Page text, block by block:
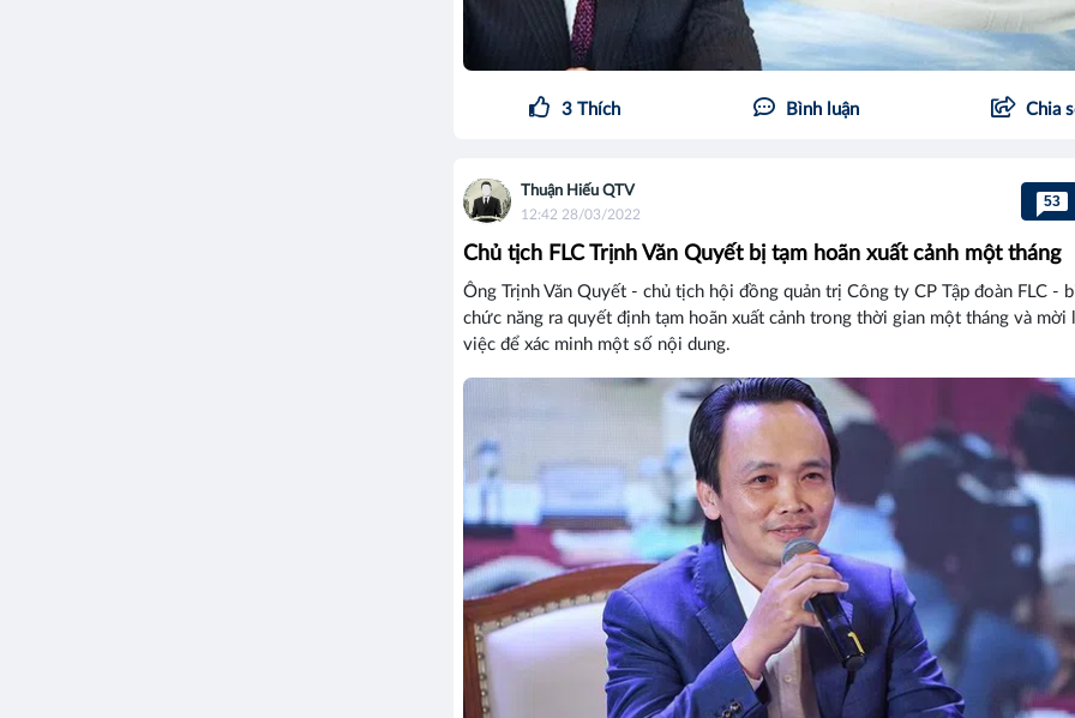
3 Thích Bình luận Chia
Thuận Hiếu QTV
12:42 28/03/2022
53
Chủ tịch FLC Trịnh Văn Quyết bị tạm hoãn xuất cảnh một tháng
Ông Trịnh Văn Quyết - chủ tịch hội đồng quản trị Công ty CP Tập đoàn FLC -
chức năng ra quyết định tạm hoãn xuất cảnh trong thời gian một tháng và mời
việc để xác minh một số nội dung.